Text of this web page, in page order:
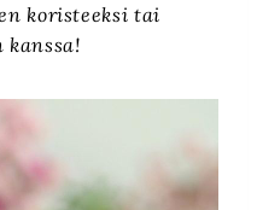
koristeeksi tai
kanssa!